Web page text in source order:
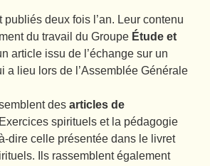
publiés deux fois l’an. Leur contenu
du travail du Groupe Étude et
article issu de l’échange sur un
a lieu lors de l’Assemblée Générale
des articles de
spirituels et la pédagogie
dire celle présentée dans le livret
Ils rassemblent également